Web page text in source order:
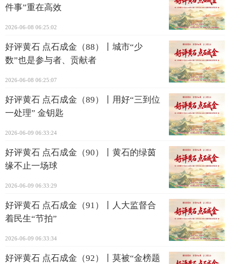
件事”重在高效
2026-06-08 06:25:02
好评黄石 点石成金（88）丨城市“少
数”也是参与者、贡献者
2026-06-08 06:25:07
好评黄石 点石成金（89）丨用好“三到位
一处理” 金钥匙
2026-06-09 06:33:24
好评黄石 点石成金（90）丨黄石的绿茵
缘不止一场球
2026-06-09 06:33:29
好评黄石 点石成金（91）丨人大监督合
着民生“节拍”
2026-06-09 06:33:34
好评黄石 点石成金（92）丨莫被“金榜题